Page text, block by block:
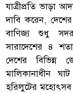
যাত্রীপ্রতি ভাড়া
দাবি করেন,
বাণিজ্য শুধু
সারাদেশের ৪
দেশের বিভিন্ন
মালিকানাধীন
হরিলুটের মহোৎসব